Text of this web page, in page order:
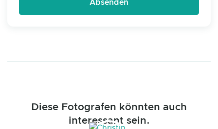
Diese Fotografen könnten auch
interessant sein.